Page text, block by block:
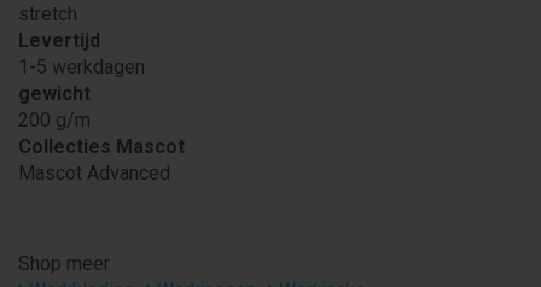
stretch
Levertijd
1-5 werkdagen
gewicht
200 g/m
Collecties Mascot
Mascot Advanced
Shop meer